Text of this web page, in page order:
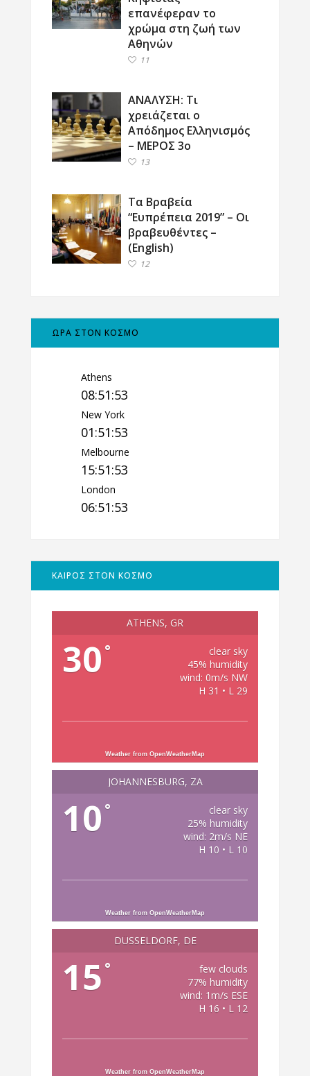
επανέφεραν το
χρώμα στη ζωή των
Αθηνών
11
ΑΝΑΛΥΣΗ: Τι
χρειάζεται ο
Απόδημος Ελληνισμός
– ΜΕΡΟΣ 3ο
13
Τα Βραβεία
“Ευπρέπεια 2019” – Οι
βραβευθέντες –
(English)
12
ΩΡΑ ΣΤΟΝ ΚΟΣΜΟ
Athens
08:51:53
New York
01:51:53
Melbourne
15:51:53
London
06:51:53
ΚΑΙΡΟΣ ΣΤΟΝ ΚΟΣΜΟ
ATHENS, GR
30 °
clear sky
45% humidity
wind: 0m/s NW
H 31 • L 29
Weather from OpenWeatherMap
JOHANNESBURG, ZA
10 °
clear sky
25% humidity
wind: 2m/s NE
H 10 • L 10
Weather from OpenWeatherMap
DÜSSELDORF, DE
15 °
few clouds
77% humidity
wind: 1m/s ESE
H 16 • L 12
Weather from OpenWeatherMap